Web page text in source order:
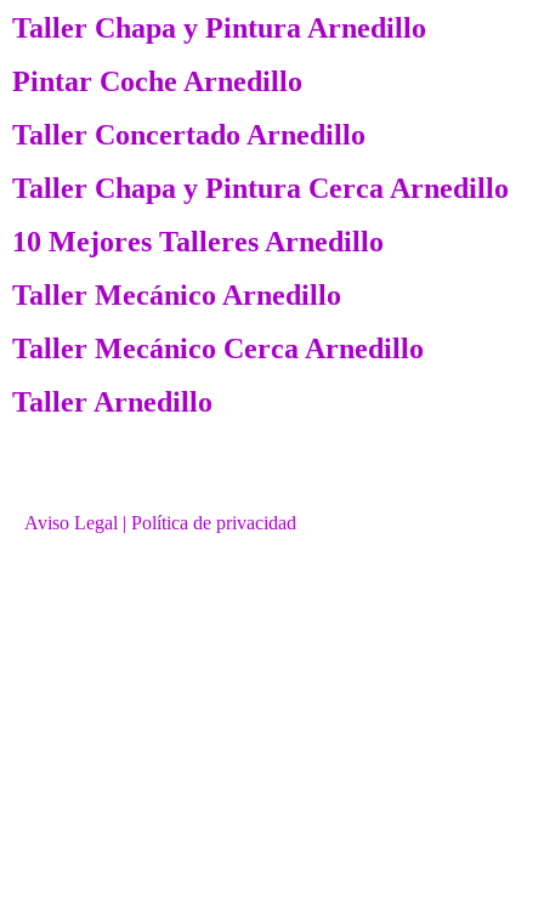
Taller Chapa y Pintura Arnedillo
Pintar Coche Arnedillo
Taller Concertado Arnedillo
Taller Chapa y Pintura Cerca Arnedillo
10 Mejores Talleres Arnedillo
Taller Mecánico Arnedillo
Taller Mecánico Cerca Arnedillo
Taller Arnedillo
Aviso Legal | Política de privacidad